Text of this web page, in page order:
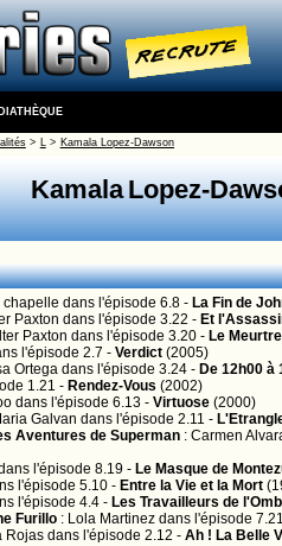
> L> Kamala Lopez-Dawson
Kamala Lopez-
chapelle dans l'épisode 6.8 - La Fin de
Paxton dans l'épisode 3.22 - Et
Paxton dans l'épisode 3.20 - Le
l'épisode 2.7 - Verdict (2005)
Ortega dans l'épisode 3.24 - De 12h00 à
1.21 - Rendez-Vous (2002)
dans l'épisode 6.13 - Virtuose (2000)
Galvan dans l'épisode 2.11 -
Aventures de Superman : Carmen
l'épisode 8.19 - Le Masque de
l'épisode 5.10 - Entre la Vie et la Mort
l'épisode 4.4 - Les Travailleurs de
Furillo : Lola Martinez dans l'épisode
Rojas dans l'épisode 2.12 - Ah ! La Belle